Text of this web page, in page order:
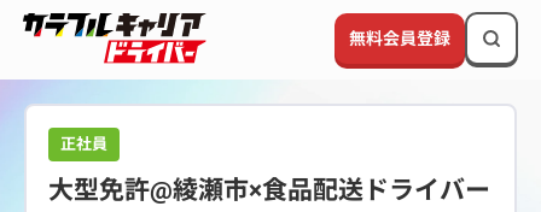
無料会員登録
正社員
大型免許@綾瀬市×食品配送ドライバー